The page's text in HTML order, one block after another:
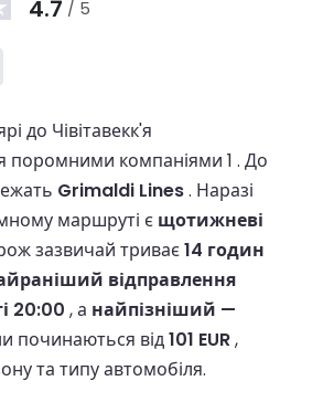
4.7 / 5
до Чівітавекк'я
поромними компаніями 1 . До
Grimaldi Lines. Наразі
маршруті є щотижневі
зазвичай триває14 годин
відправлення
20:00 , а найпізніший —
починаються від101 EUR,
та типу автомобіля.